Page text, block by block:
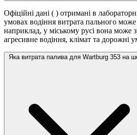
Офіційні дані ( ) отримані в
умовах водіння витрата пального
наприклад, у міському русі вона може
агресивне водіння, клімат та дорожні
Яка витрата палива для Wartburg 353 на